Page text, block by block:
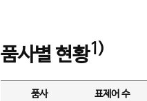
품사별 현황1)
품사 표제어 수